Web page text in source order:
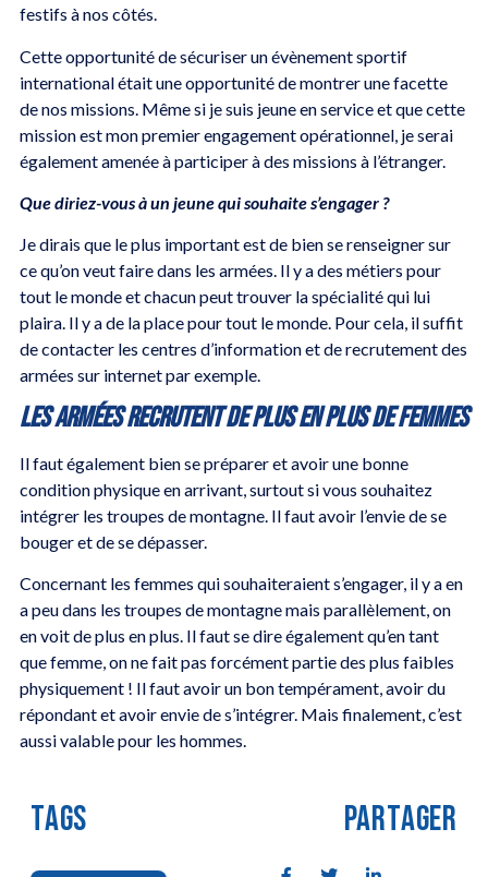
festifs à nos côtés.
Cette opportunité de sécuriser un évènement sportif
international était une opportunité de montrer une facette
de nos missions. Même si je suis jeune en service et que cette
mission est mon premier engagement opérationnel, je serai
également amenée à participer à des missions à l’étranger.
Que diriez-vous à un jeune qui souhaite s’engager ?
Je dirais que le plus important est de bien se renseigner sur
ce qu’on veut faire dans les armées. Il y a des métiers pour
tout le monde et chacun peut trouver la spécialité qui lui
plaira. Il y a de la place pour tout le monde. Pour cela, il suffit
de contacter les centres d’information et de recrutement des
armées sur internet par exemple.
Les Armées recrutent de plus en plus de femmes
Il faut également bien se préparer et avoir une bonne
condition physique en arrivant, surtout si vous souhaitez
intégrer les troupes de montagne. Il faut avoir l’envie de se
bouger et de se dépasser.
Concernant les femmes qui souhaiteraient s’engager, il y a en
a peu dans les troupes de montagne mais parallèlement, on
en voit de plus en plus. Il faut se dire également qu’en tant
que femme, on ne fait pas forcément partie des plus faibles
physiquement ! Il faut avoir un bon tempérament, avoir du
répondant et avoir envie de s’intégrer. Mais finalement, c’est
aussi valable pour les hommes.
TAGS PARTAGER